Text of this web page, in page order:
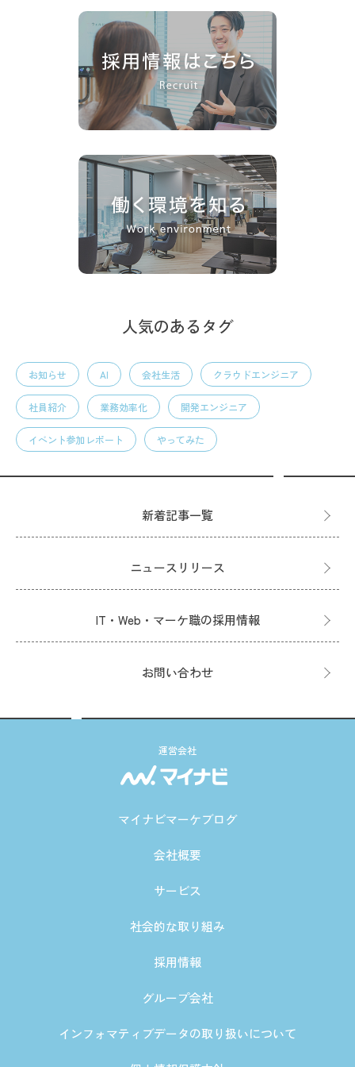
人気のあるタグ
お知らせ AI 会社生活 クラウドエンジニア
社員紹介 業務効率化 開発エンジニア
イベント参加レポート やってみた
新着記事一覧
ニュースリリース
IT・Web・マーケ職の採用情報
お問い合わせ
運営会社
マイナビマーケブログ
会社概要
サービス
社会的な取り組み
採用情報
グループ会社
インフォマティブデータの取り扱いについて